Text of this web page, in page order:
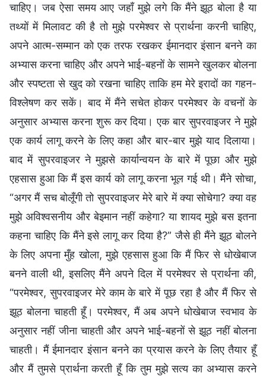
चाहिए। जब ऐसा समय आए जहाँ मुझे लगे कि मैंने झूठ बोला है या
तथ्यों में मिलावट की है तो मुझे परमेश्वर से प्रार्थना करनी चाहिए,
अपने आत्म-सम्मान को एक तरफ रखकर ईमानदार इंसान बनने का
अभ्यास करना चाहिए और अपने भाई-बहनों के सामने खुलकर बोलना
और स्पष्टता से खुद को रखना चाहिए ताकि हम मेरे इरादों का गहन-
विश्लेषण कर सकें। बाद में मैंने सचेत होकर परमेश्वर के वचनों के
अनुसार अभ्यास करना शुरू कर दिया। एक बार सुपरवाइजर ने मुझे
एक कार्य लागू करने के लिए कहा और बार-बार मुझे याद दिलाया।
बाद में सुपरवाइजर ने मुझसे कार्यान्वयन के बारे में पूछा और मुझे
एहसास हुआ कि मैं इस कार्य को लागू करना भूल गई थी। मैंने सोचा,
“अगर मैं सच बोलूँगी तो सुपरवाइजर मेरे बारे में क्या सोचेगा? क्या वह
मुझे अविश्वसनीय और बेइमान नहीं कहेगा? या शायद मुझे बस इतना
कहना चाहिए कि मैंने इसे लागू कर दिया है?” जैसे ही मैंने झूठ बोलने
के लिए अपना मुँह खोला, मुझे एहसास हुआ कि मैं फिर से धोखेबाज
बनने वाली थी, इसलिए मैंने अपने दिल में परमेश्वर से प्रार्थना की,
“परमेश्वर, सुपरवाइजर मेरे काम के बारे में पूछ रहा है और मैं फिर से
झूठ बोलना चाहती हूँ। परमेश्वर, मैं अब अपने धोखेबाज स्वभाव के
अनुसार नहीं जीना चाहती और अपने भाई-बहनों से झूठ नहीं बोलना
चाहती। मैं ईमानदार इंसान बनने का प्रयास करने के लिए तैयार हूँ
और मैं तुमसे प्रार्थना करती हूँ कि तुम मुझे सत्य का अभ्यास करने